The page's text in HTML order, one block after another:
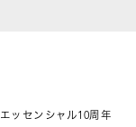
エッセンシャル10周年